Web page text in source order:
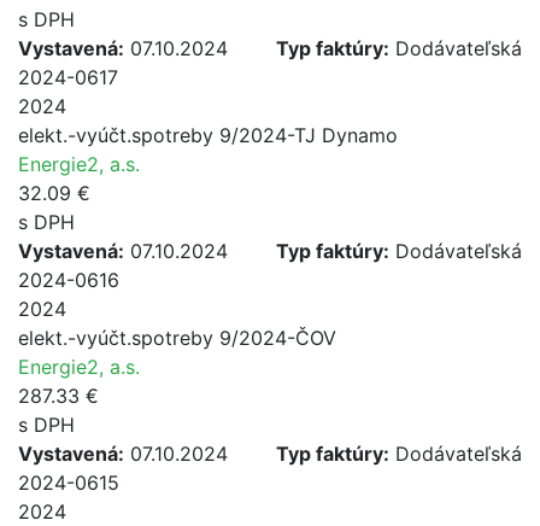
s DPH
Vystavená: 07.10.2024 Typ faktúry: Dodávateľská
2024-0617
2024
elekt.-vyúčt.spotreby 9/2024-TJ Dynamo
Energie2, a.s.
32.09 €
s DPH
Vystavená: 07.10.2024 Typ faktúry: Dodávateľská
2024-0616
2024
elekt.-vyúčt.spotreby 9/2024-ČOV
Energie2, a.s.
287.33 €
s DPH
Vystavená: 07.10.2024 Typ faktúry: Dodávateľská
2024-0615
2024